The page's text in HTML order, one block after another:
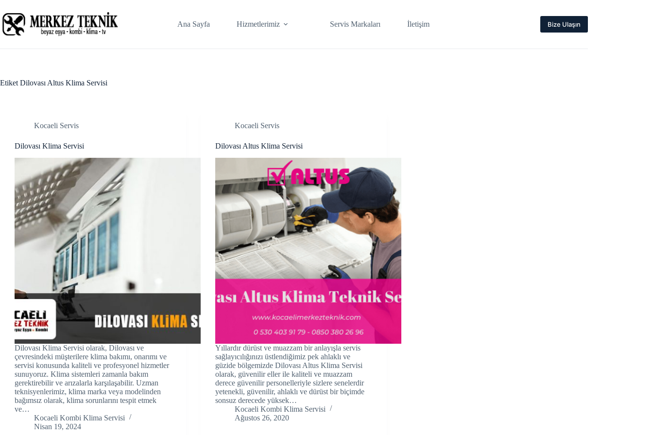
panel
panel
panel
panel
panel
panel
Panel
panel
Panel
panel
panel
panel
Panel
to
content
Ana Sayfa Hizmetlerimiz Servis Markaları İletişim Bize Ulaşın
Etiket Dilovası Altus Klima Servisi
Kocaeli Servis
Dilovası Klima Servisi
Dilovası Klima Servisi olarak, Dilovası ve
çevresindeki müşterilere klima bakımı, onarımı ve
servisi konusunda kaliteli ve profesyonel hizmetler
sunuyoruz. Klima sistemleri zamanla bakım
gerektirebilir ve arızalarla karşılaşabilir. Uzman
teknisyenlerimiz, klima marka veya modelinden
bağımsız olarak, klima sorunlarını tespit etmek
ve…
Kocaeli Kombi Klima Servisi
Nisan 19, 2024
Kocaeli Servis
Dilovası Altus Klima Servisi
Yıllardır dürüst ve muazzam bir anlayışla servis
sağlayıcılığınızı üstlendiğimiz pek ahlaklı ve
güzide bölgemizde Dilovası Altus Klima Servisi
olarak, güvenilir eller ile kaliteli ve muazzam
derece güvenilir personelleriyle sizlere senelerdir
yetenekli, güvenilir, ahlaklı ve dürüst bir biçimde
sonsuz derecede yüksek…
Kocaeli Kombi Klima Servisi
Ağustos 26, 2020